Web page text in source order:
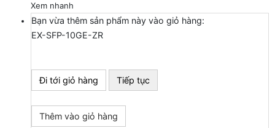
Xem nhanh
Bạn vừa thêm sản phẩm này vào giỏ hàng:
EX-SFP-10GE-ZR
Đi tới giỏ hàng Tiếp tục
Thêm vào giỏ hàng